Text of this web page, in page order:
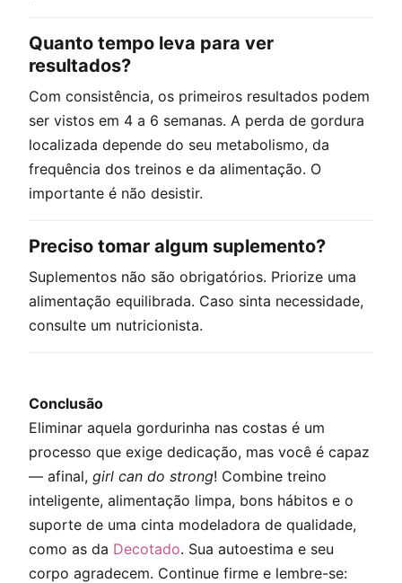
Quanto tempo leva para ver
resultados?
Com consistência, os primeiros resultados podem
ser vistos em 4 a 6 semanas. A perda de gordura
localizada depende do seu metabolismo, da
frequência dos treinos e da alimentação. O
importante é não desistir.
Preciso tomar algum suplemento?
Suplementos não são obrigatórios. Priorize uma
alimentação equilibrada. Caso sinta necessidade,
consulte um nutricionista.
Conclusão
Eliminar aquela gordurinha nas costas é um
processo que exige dedicação, mas você é capaz
— afinal, girl can do strong! Combine treino
inteligente, alimentação limpa, bons hábitos e o
suporte de uma cinta modeladora de qualidade,
como as da Decotado. Sua autoestima e seu
corpo agradecem. Continue firme e lembre-se: